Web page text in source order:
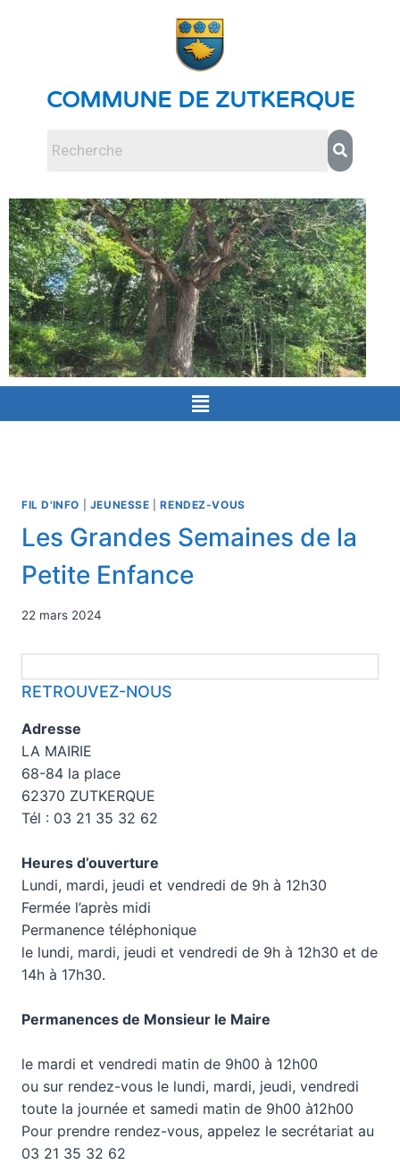
COMMUNE DE ZUTKERQUE
FIL D'INFO JEUNESSE |RENDEZ-VOUS
Les Grandes Semaines de la
Petite Enfance
22 mars 2024
RETROUVEZ-NOUS
Adresse
LA MAIRIE
68-84 la place
62370 ZUTKERQUE
Tél : 03 21 35 32 62
Heures d’ouverture
Lundi, mardi, jeudi et vendredi de 9h à 12h30
Fermée l’après midi
Permanence téléphonique
le lundi, mardi, jeudi et vendredi de 9h à 12h30 et de
14h à 17h30.
Permanences de Monsieur le Maire
le mardi et vendredi matin de 9h00 à 12h00
ou sur rendez-vous le lundi, mardi, jeudi, vendredi
toute la journée et samedi matin de 9h00 à12h00
Pour prendre rendez-vous, appelez le secrétariat au
03 21 35 32 62